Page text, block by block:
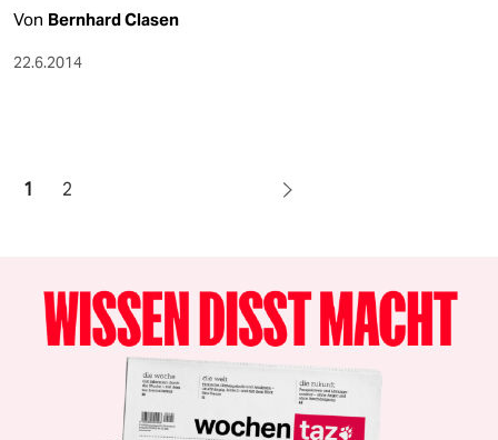
Von Bernhard Clasen
22.6.2014
1 2